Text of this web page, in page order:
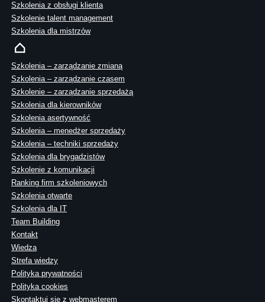
Szkolenia z obsługi klienta
Szkolenie talent management
Szkolenia dla mistrzów
Szkolenia – zarządzanie zmianą
Szkolenia – zarządzanie czasem
Szkolenie – zarządzanie sprzedażą
Szkolenia dla kierowników
Szkolenia asertywność
Szkolenia – menedżer sprzedaży
Szkolenia – techniki sprzedaży
Szkolenia dla brygadzistów
Szkolenie z komunikacji
Ranking firm szkoleniowych
Szkolenia otwarte
Szkolenia dla IT
Team Building
Kontakt
Wiedza
Strefa wiedzy
Polityka prywatności
Polityka cookies
Skontaktuj sie z webmasterem